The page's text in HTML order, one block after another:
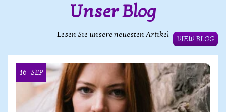
Unser Blog
Lesen Sie unsere neuesten Artikel
VIEW BLOG
16 SEP